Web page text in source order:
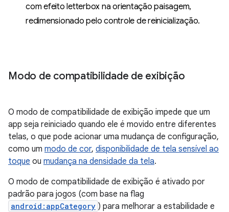
com efeito letterbox na orientação paisagem,
redimensionado pelo controle de reinicialização.
Modo de compatibilidade de exibição
O modo de compatibilidade de exibição impede que um
app seja reiniciado quando ele é movido entre diferentes
telas, o que pode acionar uma mudança de configuração,
como um modo de cor, disponibilidade de tela sensível ao
toque ou mudança na densidade da tela.
O modo de compatibilidade de exibição é ativado por
padrão para jogos (com base na flag
android:appCategory ) para melhorar a estabilidade e